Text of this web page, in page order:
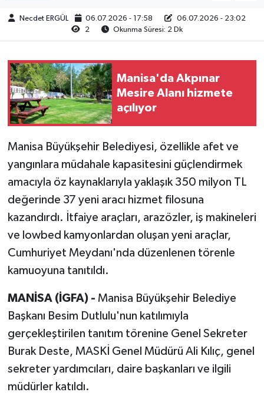
Necdet ERGÜL 06.07.2026 - 17:58
06.07.2026 - 23:02
2
Okunma Süresi: 2 Dk
Manisa'da Akpınar
Mesire Alanı hizmete
açılıyor
Manisa Büyükşehir Belediyesi, özellikle afet ve
yangınlara müdahale kapasitesini güçlendirmek
amacıyla öz kaynaklarıyla yaklaşık 350 milyon TL
değerinde 37 yeni aracı hizmet filosuna
kazandırdı. İtfaiye araçları, arazözler, iş makineleri
ve lowbed kamyonlardan oluşan yeni araçlar,
Cumhuriyet Meydanı'nda düzenlenen törenle
kamuoyuna tanıtıldı.
MANİSA (İGFA) - Manisa Büyükşehir Belediye
Başkanı Besim Dutlulu'nun katılımıyla
gerçekleştirilen tanıtım törenine Genel Sekreter
Burak Deste, MASKİ Genel Müdürü Ali Kılıç, genel
sekreter yardımcıları, daire başkanları ve ilgili
müdürler katıldı.
Künye